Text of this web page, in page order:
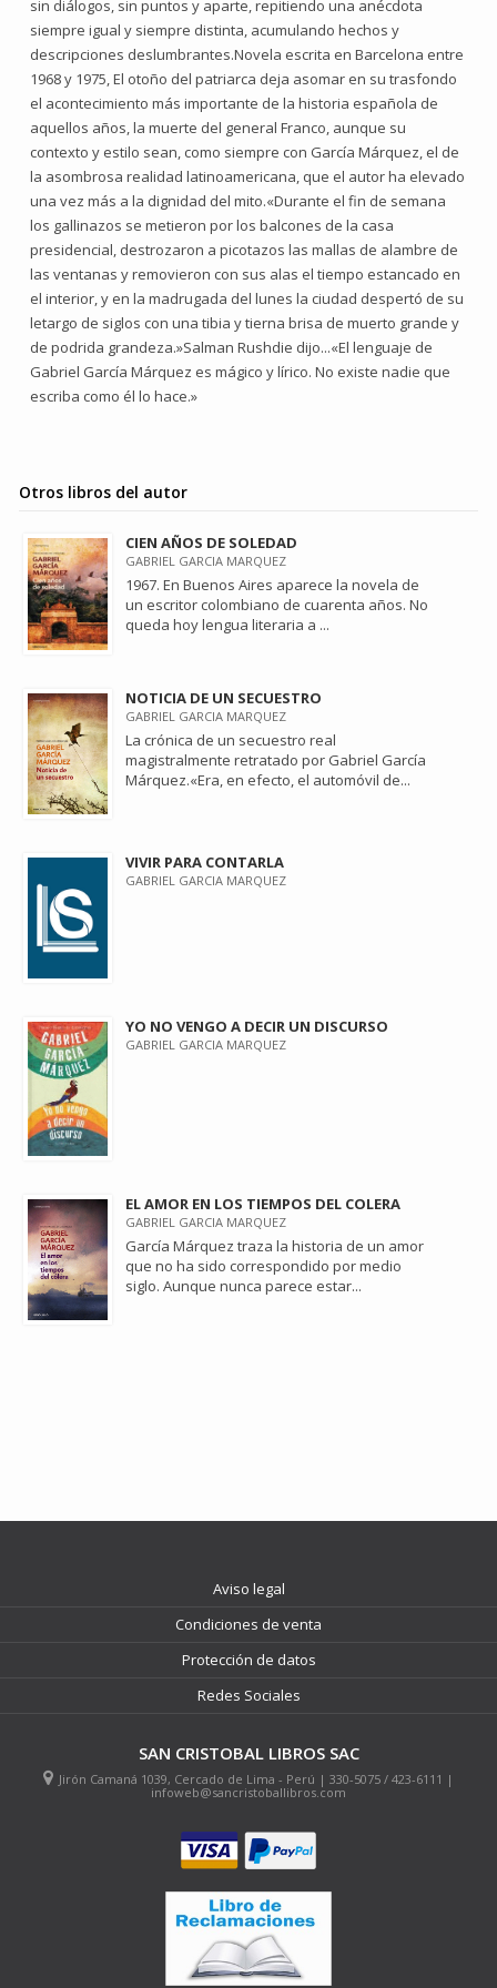
sin diálogos, sin puntos y aparte, repitiendo una anécdota
siempre igual y siempre distinta, acumulando hechos y
descripciones deslumbrantes.Novela escrita en Barcelona entre
1968 y 1975, El otoño del patriarca deja asomar en su trasfondo
el acontecimiento más importante de la historia española de
aquellos años, la muerte del general Franco, aunque su
contexto y estilo sean, como siempre con García Márquez, el de
la asombrosa realidad latinoamericana, que el autor ha elevado
una vez más a la dignidad del mito.«Durante el fin de semana
los gallinazos se metieron por los balcones de la casa
presidencial, destrozaron a picotazos las mallas de alambre de
las ventanas y removieron con sus alas el tiempo estancado en
el interior, y en la madrugada del lunes la ciudad despertó de su
letargo de siglos con una tibia y tierna brisa de muerto grande y
de podrida grandeza.»Salman Rushdie dijo...«El lenguaje de
Gabriel García Márquez es mágico y lírico. No existe nadie que
escriba como él lo hace.»
Otros libros del autor
CIEN AÑOS DE SOLEDAD
GABRIEL GARCIA MARQUEZ
1967. En Buenos Aires aparece la novela de
un escritor colombiano de cuarenta años. No
queda hoy lengua literaria a ...
NOTICIA DE UN SECUESTRO
GABRIEL GARCIA MARQUEZ
La crónica de un secuestro real
magistralmente retratado por Gabriel García
Márquez.«Era, en efecto, el automóvil de...
VIVIR PARA CONTARLA
GABRIEL GARCIA MARQUEZ
YO NO VENGO A DECIR UN DISCURSO
GABRIEL GARCIA MARQUEZ
EL AMOR EN LOS TIEMPOS DEL COLERA
GABRIEL GARCIA MARQUEZ
García Márquez traza la historia de un amor
que no ha sido correspondido por medio
siglo. Aunque nunca parece estar...
Aviso legal
Condiciones de venta
Protección de datos
Redes Sociales
SAN CRISTOBAL LIBROS SAC
Jirón Camaná 1039, Cercado de Lima - Perú | 330-5075 / 423-6111 |
infoweb@sancristoballibros.com